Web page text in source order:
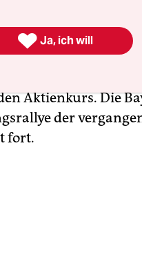
20 Milliarden Euro
Aktienkurs wäre.
Aktienkurs. Die
der
fort.
 Ja, ich will